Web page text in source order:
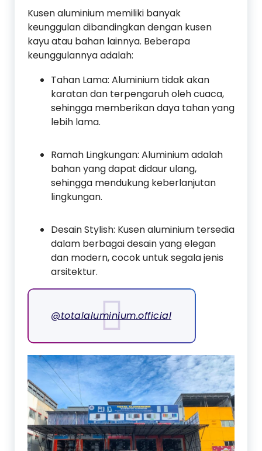
Kusen aluminium memiliki banyak
keunggulan dibandingkan dengan kusen
kayu atau bahan lainnya. Beberapa
keunggulannya adalah:
Tahan Lama: Aluminium tidak akan
karatan dan terpengaruh oleh cuaca,
sehingga memberikan daya tahan yang
lebih lama.
Ramah Lingkungan: Aluminium adalah
bahan yang dapat didaur ulang,
sehingga mendukung keberlanjutan
lingkungan.
Desain Stylish: Kusen aluminium tersedia
dalam berbagai desain yang elegan
dan modern, cocok untuk segala jenis
arsitektur.
@totalaluminium.official